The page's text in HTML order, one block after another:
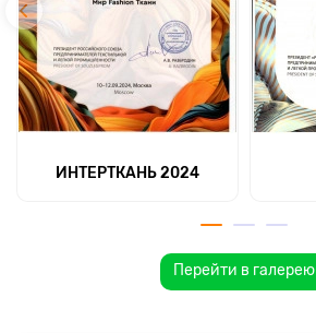
ИНТЕРТКАНЬ 2024
Перейти в галерею